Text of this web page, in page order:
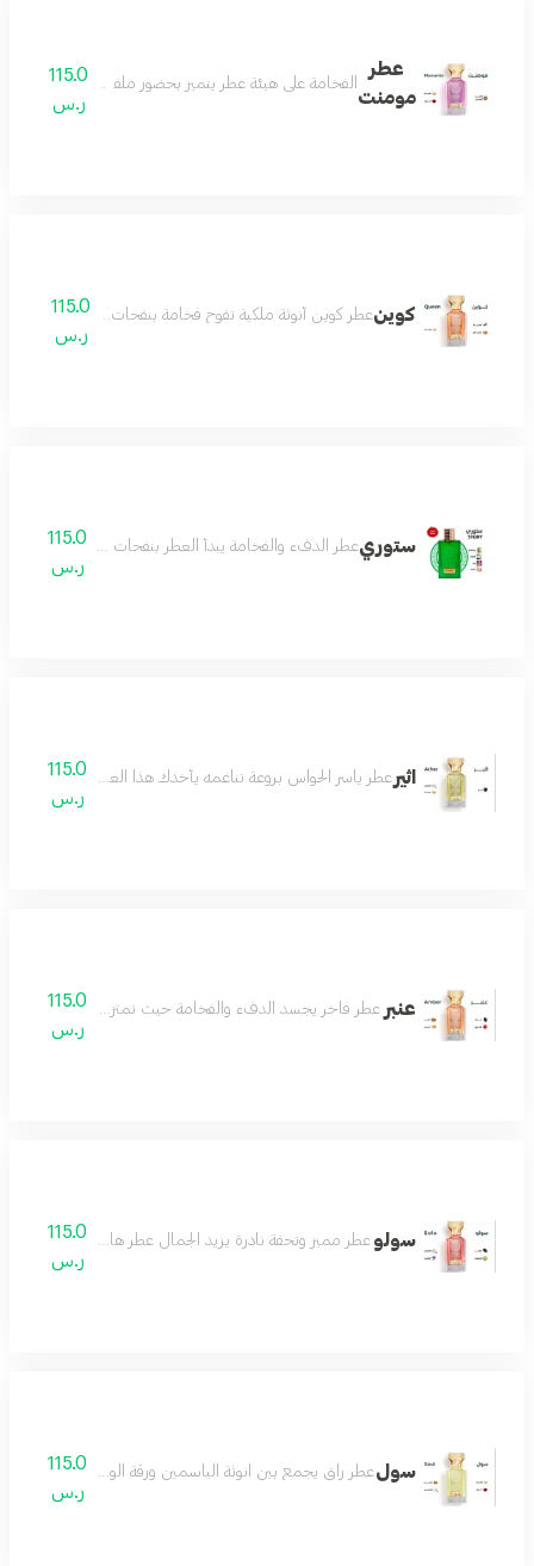
عطر
مومنت
الفخامة على هيئة عطر يتميز بحضور ملفت وفوحان طاغي
115.0
ر.س
كوينعطر كوين أنوثة ملكية تفوح فخامة بنفحات راقية تجمع بين
115.0
ر.س
ستوريعطر الدفء والفخامة يبدأ العطر بنفحات اللوز الدافئ
115.0
ر.س
اثير عطر ياسر الحواس بروعة تناغمه يأخذك هذا العطر في رحلة من
115.0
ر.س
عنبر عطر فاخر يجسد الدفء والفخامة حيث تمتزج نفحات العنبر
115.0
ر.س
سولو عطر مميز وتحفة نادرة يزيد الجمال عطر هادئ لطيف رائع
115.0
ر.س
سول عطر راق يجمع بين انوثة الياسمين ورقة الورد مع لمسات
115.0
ر.س